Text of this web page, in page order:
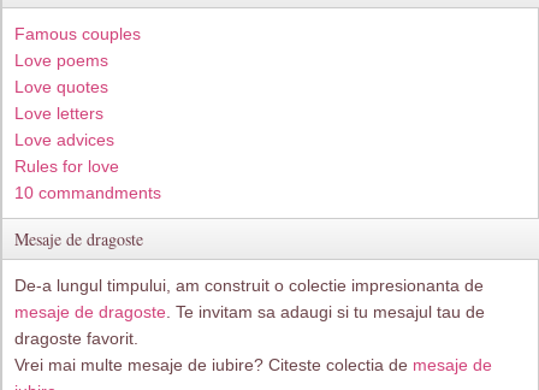
Famous couples
Love poems
Love quotes
Love letters
Love advices
Rules for love
10 commandments
Mesaje de dragoste
De-a lungul timpului, am construit o colectie impresionanta de
mesaje de dragoste . Te invitam sa adaugi si tu mesajul tau de
dragoste favorit.
Vrei mai multe mesaje de iubire? Citeste colectia de mesaje de